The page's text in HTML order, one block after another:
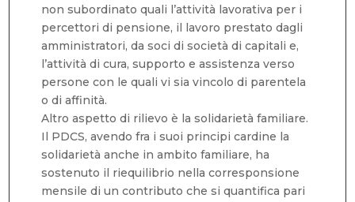
non subordinato quali l’attività lavorativa per i
percettori di pensione, il lavoro prestato dagli
amministratori, da soci di società di capitali e,
l’attività di cura, supporto e assistenza verso
persone con le quali vi sia vincolo di parentela
o di affinità.
Altro aspetto di rilievo è la solidarietà familiare.
Il PDCS, avendo fra i suoi principi cardine la
solidarietà anche in ambito familiare, ha
sostenuto il riequilibrio nella corresponsione
mensile di un contributo che si quantifica pari